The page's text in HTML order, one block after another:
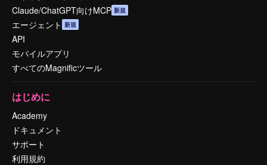
Claude/ChatGPT向けMCP 新規
エージェント 新規
API
モバイルアプリ
すべてのMagnificツール
はじめに
Academy
ドキュメント
サポート
利用規約